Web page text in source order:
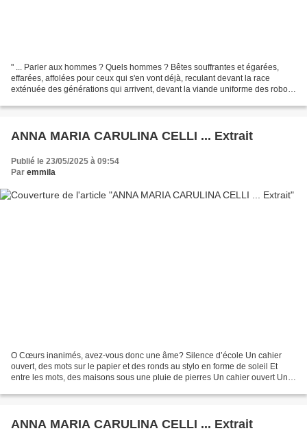
" ... Parler aux hommes ? Quels hommes ? Bêtes souffrantes et égarées,
effarées, affolées pour ceux qui s'en vont déjà, reculant devant la race
exténuée des générations qui arrivent, devant la viande uniforme des robots
ANNA MARIA CARULINA CELLI ... Extrait
Publié le 23/05/2025 à 09:54
Par emmila
O Cœurs inanimés, avez-vous donc une âme? Silence d’école Un cahier
ouvert, des mots sur le papier et des ronds au stylo en forme de soleil Et
entre les mots, des maisons sous une pluie de pierres Un cahier ouvert Un
ANNA MARIA CARULINA CELLI ... Extrait